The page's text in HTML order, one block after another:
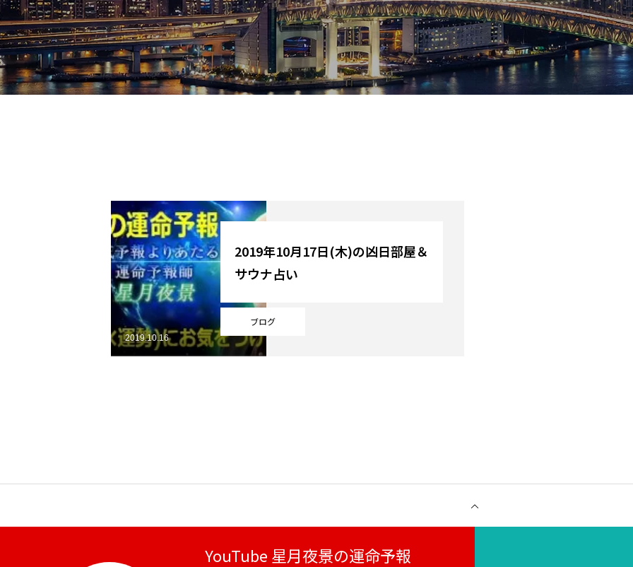
テニス四大大会・五輪
テニス四大大会・五輪
YouTube
Online Store
ブログ
2019年10月17日(木)の凶日部屋＆
サウナ占い
2019.10.16
YouTube 星月夜景の運命予報